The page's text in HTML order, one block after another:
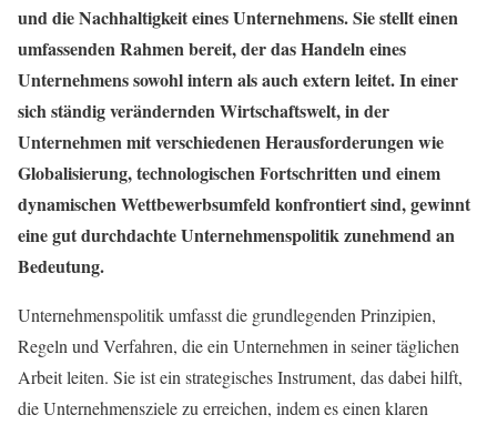
und die Nachhaltigkeit eines Unternehmens. Sie stellt einen
umfassenden Rahmen bereit, der das Handeln eines
Unternehmens sowohl intern als auch extern leitet. In einer
sich ständig verändernden Wirtschaftswelt, in der
Unternehmen mit verschiedenen Herausforderungen wie
Globalisierung, technologischen Fortschritten und einem
dynamischen Wettbewerbsumfeld konfrontiert sind, gewinnt
eine gut durchdachte Unternehmenspolitik zunehmend an
Bedeutung.
Unternehmenspolitik umfasst die grundlegenden Prinzipien,
Regeln und Verfahren, die ein Unternehmen in seiner täglichen
Arbeit leiten. Sie ist ein strategisches Instrument, das dabei hilft,
die Unternehmensziele zu erreichen, indem es einen klaren